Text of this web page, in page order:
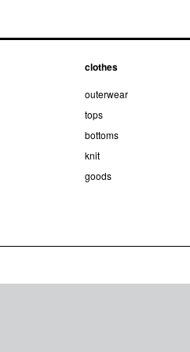
clothes
outerwear
tops
bottoms
knit
goods